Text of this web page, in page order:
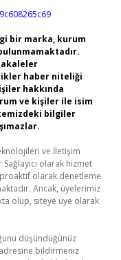
bir marka, kurum
haber niteliği
hakkında
ve kişiler ile isim
bilgiler
ve İletişim
olarak hizmet
olarak denetleme
Ancak, üyelerimiz
olup, siteye üye olarak
düşündüğünüz
adresine bildirmeniz